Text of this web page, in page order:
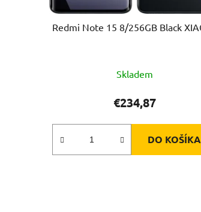
Redmi Note 15 8/256GB Black
Skladem
€234,87
DO KOŠÍKA